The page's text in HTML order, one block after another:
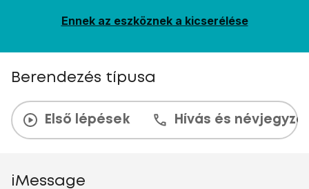
Ennek az eszköznek a kicserélése
Berendezés típusa
Első lépések Hívás és
iMessage